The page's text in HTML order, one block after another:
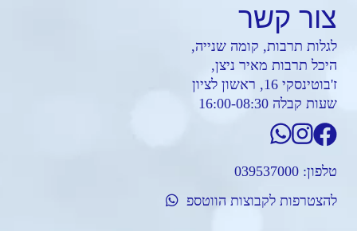
צור קשר
לגלות תרבות, קומה שנייה,
היכל תרבות מאיר ניצן,
ז'בוטינסקי 16, ראשון לציון
שעות קבלה 16:00-08:30
טלפון: 039537000
להצטרפות לקבוצות הווטספ